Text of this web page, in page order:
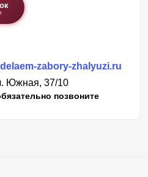
zabory-zhalyuzi.ru
Южная, 37/10
позвоните